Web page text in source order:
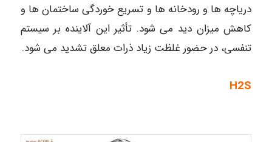
دریاچه ها و رودخانه ها و تسریع خوردگی ساختمان ها و
کاهش میزان دید می شود. تأثیر این آلاینده بر سیستم
تنفسی، در حضور غلظت زیاد ذرات معلق تشدید می شود.
H2S